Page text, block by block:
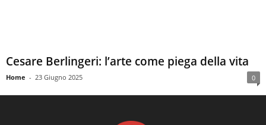
Cesare Berlingeri: l’arte come piega della vita
Home - 23 Giugno 2025 0